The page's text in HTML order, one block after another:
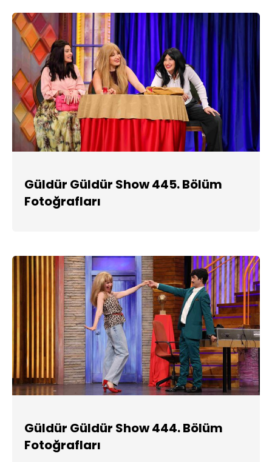
Güldür Güldür Show 445. Bölüm
Fotoğrafları
Güldür Güldür Show 444. Bölüm
Fotoğrafları